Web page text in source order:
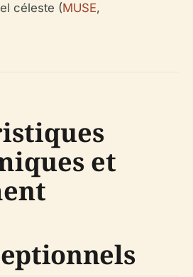
céleste (MUSE,
et